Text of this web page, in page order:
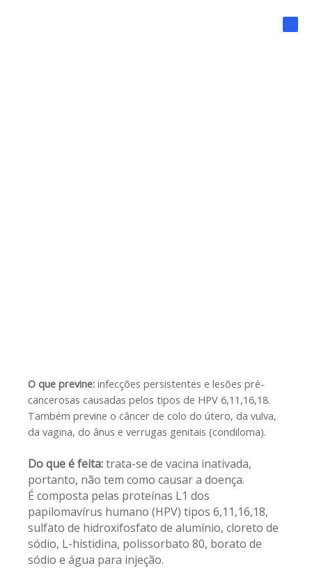
O que previne: infecções persistentes e lesões pré-
cancerosas causadas pelos tipos de HPV 6,11,16,18.
Também previne o câncer de colo do útero, da vulva,
da vagina, do ânus e verrugas genitais (condiloma).
Do que é feita:trata-se de vacina inativada,
portanto, não tem como causar a doença.
É composta pelas proteínas L1 dos
papilomavírus humano (HPV) tipos 6,11,16,18,
sulfato de hidroxifosfato de alumínio, cloreto de
sódio, L-histidina, polissorbato 80, borato de
sódio e água para injeção.